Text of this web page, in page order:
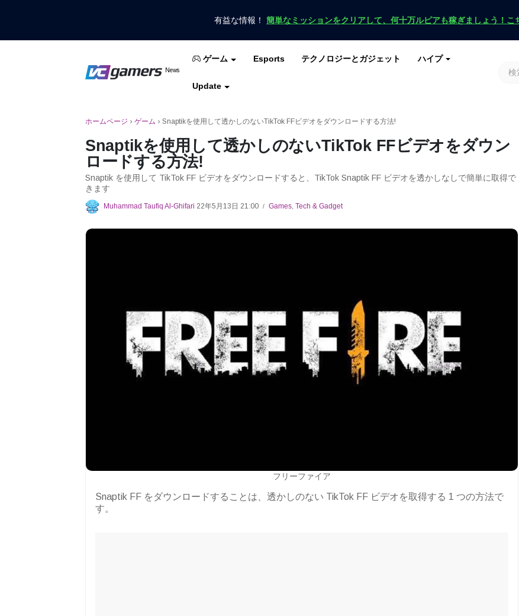
有益な情報！ 簡単なミッションをクリアして、何十万ルピアも稼ぎましょう！こ
VCGamers ニュース
News
VCGamersだけで最新のゲームニュースを入手
ゲーム Esports テクノロジーとガジェット ハイプ
Update
フリーファイア
ホームページ › ゲーム › Snaptikを使用して透かしのないTikTok FFビデオをダウンロードする方法!
Snaptikを使用して透かしのないTikTok FFビデオをダウン
ロードする方法!
Snaptik を使用して TikTok FF ビデオをダウンロードすると、TikTok Snaptik FF ビデオを透かしなしで簡単に取得で
きます
Muhammad Taufiq Al-Ghifari 22年5月13日 21:00 / Games, Tech & Gadget
フリーファイア
Snaptik FF をダウンロードすることは、透かしのない TikTok FF ビデオを取得する 1 つの方法で
す。